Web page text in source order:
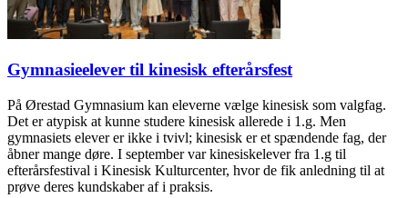
Gymnasieelever til kinesisk efterårsfest
På Ørestad Gymnasium kan eleverne vælge kinesisk som valgfag.
Det er atypisk at kunne studere kinesisk allerede i 1.g. Men
gymnasiets elever er ikke i tvivl; kinesisk er et spændende fag, der
åbner mange døre. I september var kinesiskelever fra 1.g til
efterårsfestival i Kinesisk Kulturcenter, hvor de fik anledning til at
prøve deres kundskaber af i praksis.